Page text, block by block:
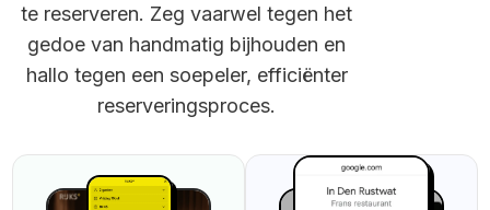
te reserveren. Zeg vaarwel tegen het
gedoe van handmatig bijhouden en
hallo tegen een soepeler, efficiënter
reserveringsproces.